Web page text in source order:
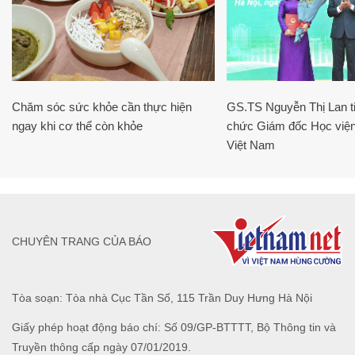
Chăm sóc sức khỏe cần thực hiện
ngay khi cơ thể còn khỏe
GS.TS Nguyễn Thị Lan
chức Giám đốc Học
Việt Nam
Tòa soạn: Tòa nhà Cục Tần Số, 115 Trần Duy Hưng Hà Nội
Giấy phép hoạt động báo chí: Số 09/GP-BTTTT, Bộ Thông tin và
Truyền thông cấp ngày 07/01/2019.
CHUYÊN TRANG CỦA BÁO